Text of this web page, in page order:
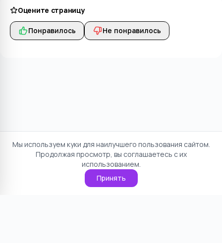
Оцените страницу
Понравилось Не понравилось
Мы используем куки для наилучшего пользования сайтом.
Продолжая просмотр, вы соглашаетесь с их
использованием.
Принять